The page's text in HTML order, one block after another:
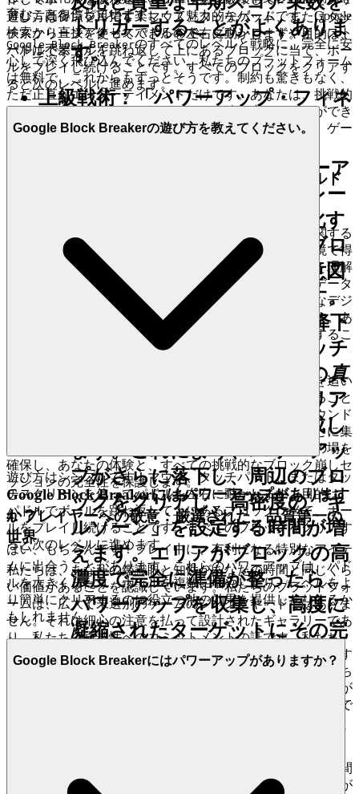
トリガーすることがよくありま
す。
上級戦術：「パワーアップ・フィネ
ス」遅延
これは、重要なパワーア
ップ（例：マルチボール、レー
ザーパドル）の効果を最大化す
るために、その下の最適なブロ
ック密度を作成するまで、意図
的に収集を遅らせることです。
実行方法：パワーアップが降下
してくる際に、急いでキャッチ
するのではなく、その軌道の真
のブロックを戦略的にクリア
して、広々とした通路を作成し
ます。これにより、パワーアッ
プがさらに落下し、周辺のブロ
ックをクリアし、高密度の「キ
ルゾーン」を設定する時間が増
えます。エリアがブロックの高
濃度で完全に準備が整ったら、
パワーアップを収集し、高度に
凝縮されたターゲットにその完
全な破壊力を解き放ち、莫大な
3. プロの秘訣：直感に反するエッ
育むことを信じています。
Google Block Breakerのすべてのレベルと戦略に、完全に安
心して深く飛び込んでください。私たちのプラットフォーム
は無料で、これからもずっとそうです。制約も驚きもなく、
ただ正直なエンターテイメントだけです。あなたは、挑戦的
なレベルをマスターし、ハイスコアを追い求めることができ
ます。予期しない料金や迷惑なポップアップではなく、ゲー
3. 自信を持ってプレイ：公正で安全なフィールド
ゲームは、スキル、献身、そして真の達成のスリルに関する
ものです。私たちは、あなたの成果が安全で公平な環境で得
られたことを知ることから真の満足感が得られることを理解
しています。私たちは、完全性が最重要であり、個人データ
が保護され、不当な利点が体系的に根絶される、安全なデジ
タルプレイグラウンドを細心の注意を払って作成します。あ
なたの安心は交渉の余地がなく、あなたの努力は妥協するこ
となく認められるに値します。
のリーダーボードでトップの座を追い
求めることを知って、それがスキルの真のテストであること
を知ってください。私たちは安全で公正なプレイグラウンド
を構築するので、あなたはあなたの遺産を構築することに集
中できます。私たちの堅牢なシステムは、公平な競争の場を
確保し、あなたの体験と、すべての挑戦的なブロック崩しセ
ッションの完全性を保護します。
4. プレイヤーへの敬意：厳選された、品質第一の
世界
私たちは、あなたの鑑識眼と知性があなたの時間と同じくら
い価値があることを認識しています。私たちのプラットフォ
ームは、広大で未選別のゲームのジャンクヤードではありま
せん。それは細心の注意を払って設計されたギャラリーであ
り、私たちの卓越性へのコミットメントの証です。私たち
は、量よりも質を、あなたの洗練された好みを本当に尊重す
る洗練された選択肢を提供することを信じています。私たち
のインターフェースはクリーンで直感的であり、散らかりが
なく、発見からプレイまでのあなたの旅が常にエレガントで
を特集するのは、それがあなたの時間
に見合う優れたゲームであると信じているからです。それが
アし、高得点を目指す楽しくて魅力的なゲームです。Google
検索から直接アクセスできるので、ダウンロードやインスト
ールは不要です！
遊び方はシンプルです！マウス、タッチパッド、またはタッ
チスクリーンを使ってパドルを左右に動かします。目的は、
パドルでボールを跳ね返して上にあるブロックに当て、ボー
ルをプレイし続けることです。すべてのブロックをクリアす
ると次のレベルに進めます。
Google Block Breakerの遊び方を教えてください。
遊び方はシンプルです！マウス、タッチパッド、またはタッ
チスクリーンを使ってパドルを左右に動かします。目的は、
パドルでボールを跳ね返して上にあるブロックに当て、ボー
ルをプレイし続けることです。すべてのブロックをクリアす
ると次のレベルに進めます。
Google Block Breakerにはパワーアップがあります
か？
はい、もちろんです！プレイ中に、有利になる特別なアイテ
ムに出会うことがあります。これらのパワーアップは、パド
ルを大きくしたり、ボールを複数に増やしたり、レベルをよ
り簡単にクリアするのに役立つ他の効果を提供したりするか
もしれません。
Google Block Breakerにはパワーアップがありますか？